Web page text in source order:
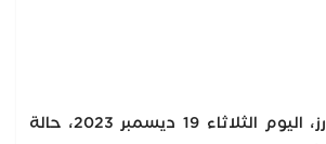
عاود سعر طن الأرز، اليوم الثلاثاء 19 ديسمبر 2023، حالة